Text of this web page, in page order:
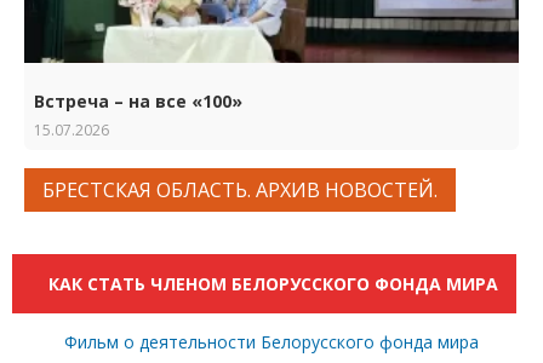
Встреча – на все «100»
15.07.2026
БРЕСТСКАЯ ОБЛАСТЬ. АРХИВ НОВОСТЕЙ.
КАК СТАТЬ ЧЛЕНОМ БЕЛОРУССКОГО ФОНДА МИРА
Фильм о деятельности Белорусского фонда мира